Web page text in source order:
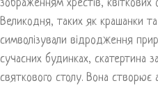
зображенням хрестів, квіткових
Великодня, таких як крашанки
символізували відродження
сучасних будинках, скатертина
святкового столу. Вона створює